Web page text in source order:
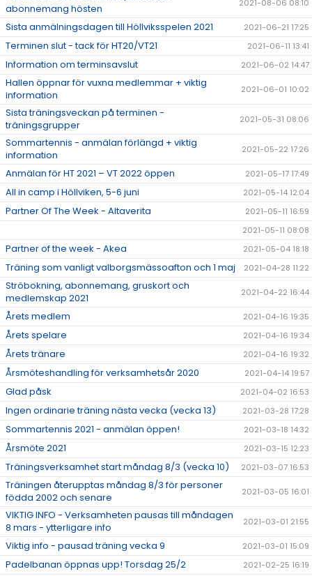
abonnemang hösten
2021-08-06 08:10
Sista anmälningsdagen till Höllviksspelen 2021 2021-06-21 17:25
Terminen slut - tack för HT20/VT21 2021-06-11 13:41
Information om terminsavslut 2021-06-02 14:47
Hallen öppnar för vuxna medlemmar + viktig
information
2021-06-01 10:02
Sista träningsveckan på terminen -
träningsgrupper
2021-05-31 08:06
Sommartennis - anmälan förlängd + viktig
information
2021-05-22 17:26
Anmälan för HT 2021 – VT 2022 öppen 2021-05-17 17:49
All in camp i Höllviken, 5-6 juni 2021-05-14 12:04
Partner Of The Week - Altaverita
2021-05-11 16:59
2021-05-11 08:08
Partner of the week - Akea 2021-05-04 18:18
Träning som vanligt valborgsmässoafton och 1 maj 2021-04-28 11:22
Ströbokning, abonnemang, gruskort och
medlemskap 2021
2021-04-22 16:44
Årets medlem 2021-04-16 19:35
Årets spelare 2021-04-16 19:34
Årets tränare 2021-04-16 19:32
Årsmöteshandling för verksamhetsår 2020 2021-04-14 19:57
Glad påsk 2021-04-02 16:53
Ingen ordinarie träning nästa vecka (vecka 13) 2021-03-28 17:28
Sommartennis 2021 - anmälan öppen! 2021-03-18 14:32
Årsmöte 2021 2021-03-15 12:23
Träningsverksamhet start måndag 8/3 (vecka 10) 2021-03-07 16:53
Träningen återupptas måndag 8/3 för personer
födda 2002 och senare
2021-03-05 16:01
VIKTIG INFO - Verksamheten pausas till måndagen
8 mars - ytterligare info
2021-03-01 21:55
Viktig info - pausad träning vecka 9 2021-03-01 15:09
Padelbanan öppnas upp! Torsdag 25/2 2021-02-25 16:19